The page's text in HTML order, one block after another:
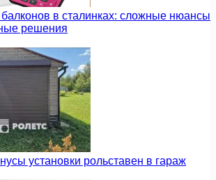
в сталинках: сложные нюансы
решения
установки рольставен в гараж